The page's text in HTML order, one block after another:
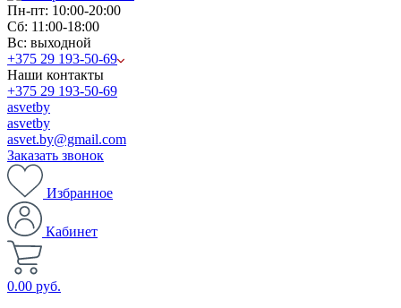
Пн-пт: 10:00-20:00
Сб: 11:00-18:00
Вс: выходной
+375 29 193-50-69
Наши контакты
+375 29 193-50-69
asvetby
asvetby
asvet.by@gmail.com
Заказать звонок
Избранное
Кабинет
0.00 руб.